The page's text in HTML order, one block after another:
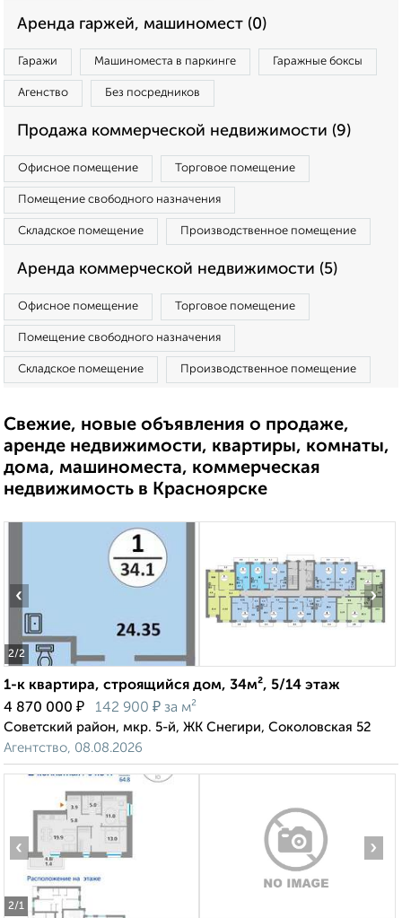
Аренда гаржей, машиномест (0)
Гаражи Машиноместа в паркинге Гаражные боксы
Агенство Без посредников
Продажа коммерческой недвижимости (9)
Офисное помещение Торговое помещение
Помещение свободного назначения
Складское помещение Производственное помещение
Аренда коммерческой недвижимости (5)
Офисное помещение Торговое помещение
Помещение свободного назначения
Складское помещение Производственное помещение
Свежие, новые объявления о продаже,
аренде недвижимости, квартиры, комнаты,
дома, машиноместа, коммерческая
недвижимость в Красноярске
2/2
‹ ›
1-к квартира, строящийся дом, 34м², 5/14 этаж
4 870 000 ₽ 142 900 ₽ за м²
Советский район, мкр. 5-й, ЖК Снегири, Соколовская 52
Агентство, 08.08.2026
2/1
‹ ›